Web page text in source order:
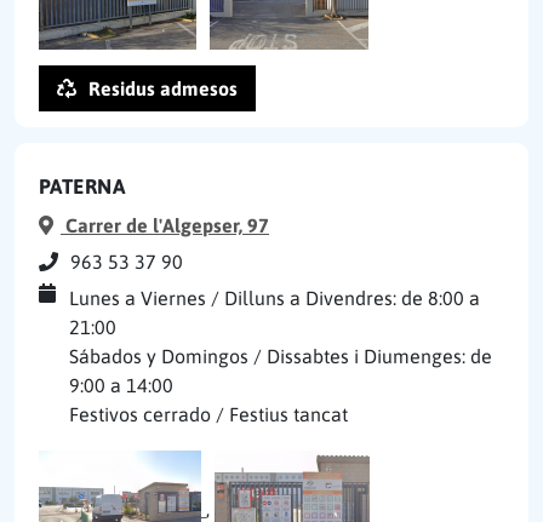
Residus admesos
PATERNA
Carrer de l'Algepser, 97
963 53 37 90
Lunes a Viernes / Dilluns a Divendres: de 8:00 a
21:00
Sábados y Domingos / Dissabtes i Diumenges: de
9:00 a 14:00
Festivos cerrado / Festius tancat
,